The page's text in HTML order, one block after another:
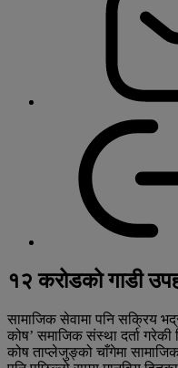
१२ करोडको गाडी
सामाजिक सेवामा पनि सक्रिय
कोष’ समाजिक संस्था दर्ता
कोष ताप्लेजुङ्को चाँगेमा